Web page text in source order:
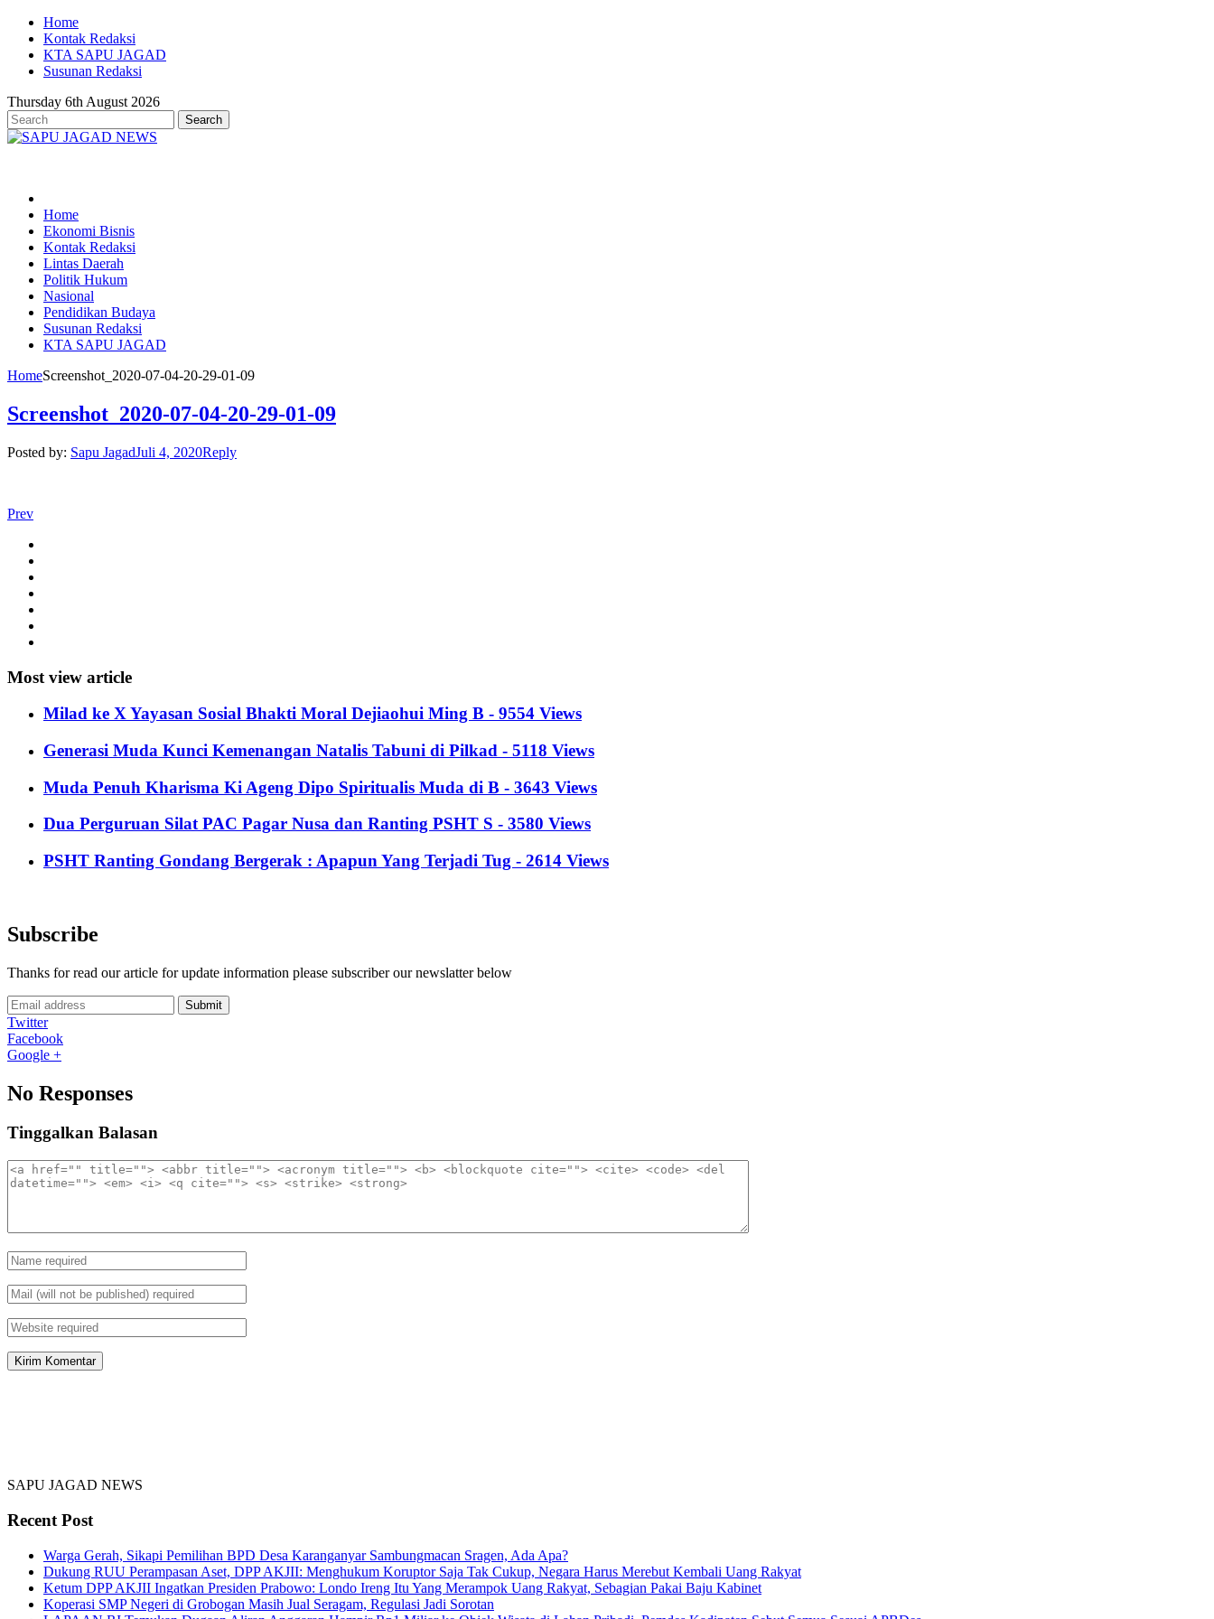
Home
Kontak Redaksi
KTA SAPU JAGAD
Susunan Redaksi
Thursday 6th August 2026
Home
Ekonomi Bisnis
Kontak Redaksi
Lintas Daerah
Politik Hukum
Nasional
Pendidikan Budaya
Susunan Redaksi
KTA SAPU JAGAD
HomeScreenshot_2020-07-04-20-29-01-09
Screenshot_2020-07-04-20-29-01-09
Posted by: Sapu JagadJuli 4, 2020Reply
Prev
Most view article
Milad ke X Yayasan Sosial Bhakti Moral Dejiaohui Ming B - 9554 Views
Generasi Muda Kunci Kemenangan Natalis Tabuni di Pilkad - 5118 Views
Muda Penuh Kharisma Ki Ageng Dipo Spiritualis Muda di B - 3643 Views
Dua Perguruan Silat PAC Pagar Nusa dan Ranting PSHT S - 3580 Views
PSHT Ranting Gondang Bergerak : Apapun Yang Terjadi Tug - 2614 Views
Subscribe
Thanks for read our article for update information please subscriber our newslatter below
Submit
Twitter
Facebook
Google +
No Responses
Tinggalkan Balasan
SAPU JAGAD NEWS
Recent Post
Warga Gerah, Sikapi Pemilihan BPD Desa Karanganyar Sambungmacan Sragen, Ada Apa?
Dukung RUU Perampasan Aset, DPP AKJII: Menghukum Koruptor Saja Tak Cukup, Negara Harus Merebut Kembali Uang Rakyat
Ketum DPP AKJII Ingatkan Presiden Prabowo: Londo Ireng Itu Yang Merampok Uang Rakyat, Sebagian Pakai Baju Kabinet
Koperasi SMP Negeri di Grobogan Masih Jual Seragam, Regulasi Jadi Sorotan